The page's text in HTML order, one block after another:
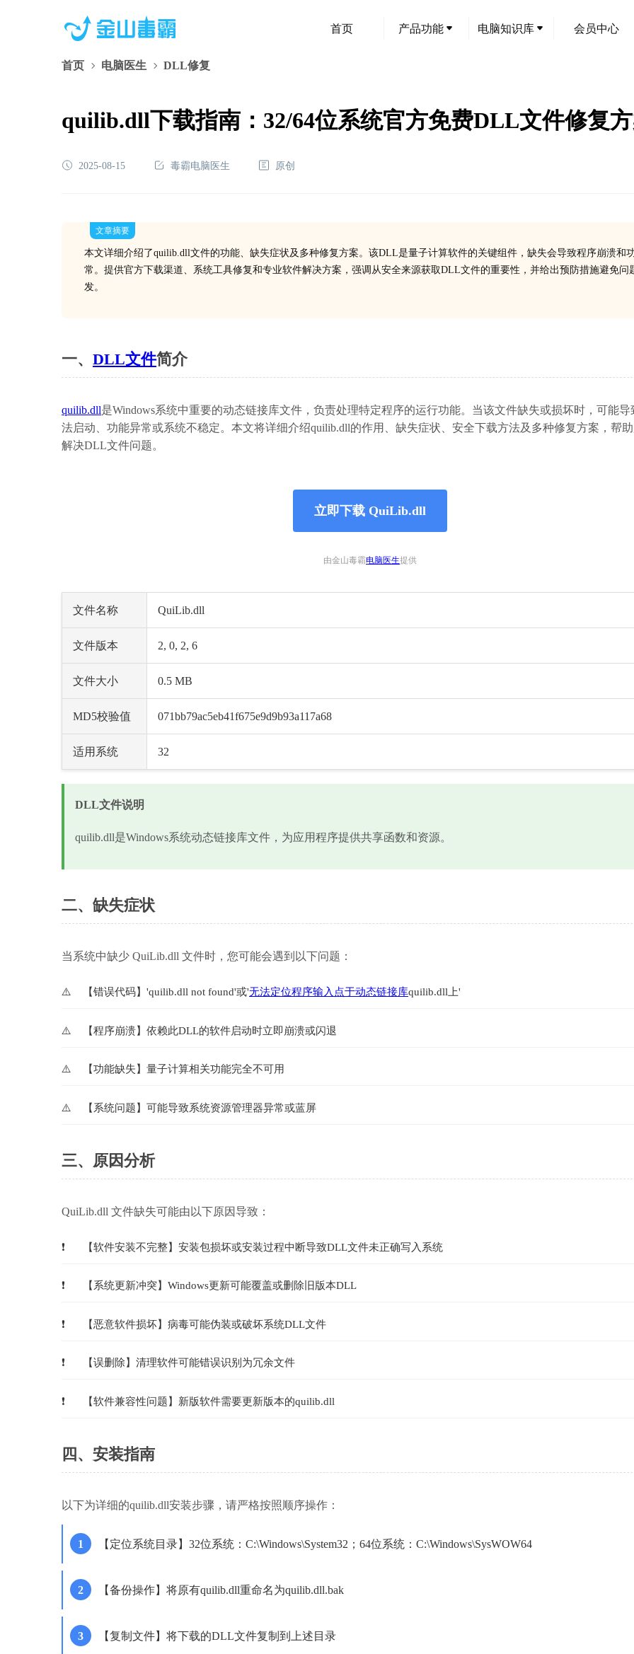
首页 产品功能 电脑知识库 会员中心
首页 电脑医生 DLL修复
quilib.dll下载指南：32/64位系统官方免费DLL文件修复
2025-08-15 毒霸电脑医生 原创
文章摘要
本文详细介绍了quilib.dll文件的功能、缺失症状及多种修复方案。该DLL是量子计算软件的关键组件，缺失会导致程序崩溃和
常。提供官方下载渠道、系统工具修复和专业软件解决方案，强调从安全来源获取DLL文件的重要性，并给出预防措施避免问
发。
一、 DLL文件简介
quilib.dll是Windows系统中重要的动态链接库文件，负责处理特定程序的运行功能。当该文件缺失或损坏时，可能导
法启动、功能异常或系统不稳定。本文将详细介绍quilib.dll的作用、缺失症状、安全下载方法及多种修复方案，帮
解决DLL文件问题。
立即下载 QuiLib.dll
由金山毒霸电脑医生提供
文件名称 QuiLib.dll
文件版本 2, 0, 2, 6
文件大小 0.5 MB
MD5校验值 071bb79ac5eb41f675e9d9b93a117a68
适用系统 32
DLL文件说明
quilib.dll是Windows系统动态链接库文件，为应用程序提供共享函数和资源。
二、缺失症状
当系统中缺少 QuiLib.dll 文件时，您可能会遇到以下问题：
【错误代码】'quilib.dll not found'或'无法定位程序输入点于动态链接库quilib.dll上'
【程序崩溃】依赖此DLL的软件启动时立即崩溃或闪退
【功能缺失】量子计算相关功能完全不可用
【系统问题】可能导致系统资源管理器异常或蓝屏
三、原因分析
QuiLib.dll 文件缺失可能由以下原因导致：
【软件安装不完整】安装包损坏或安装过程中断导致DLL文件未正确写入系统
【系统更新冲突】Windows更新可能覆盖或删除旧版本DLL
【恶意软件损坏】病毒可能伪装或破坏系统DLL文件
【误删除】清理软件可能错误识别为冗余文件
【软件兼容性问题】新版软件需要更新版本的quilib.dll
四、安装指南
以下为详细的quilib.dll安装步骤，请严格按照顺序操作：
【定位系统目录】32位系统：C:\Windows\System32；64位系统：C:\Windows\SysWOW64
【备份操作】将原有quilib.dll重命名为quilib.dll.bak
【复制文件】将下载的DLL文件复制到上述目录